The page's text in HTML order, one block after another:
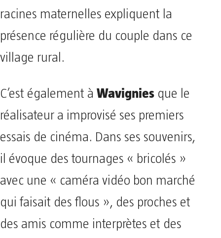
racines maternelles expliquent la
présence régulière du couple dans ce
village rural.
C’est également à Wavignies que le
réalisateur a improvisé ses premiers
essais de cinéma. Dans ses souvenirs,
il évoque des tournages « bricolés »
avec une « caméra vidéo bon marché
qui faisait des flous », des proches et
des amis comme interprètes et des